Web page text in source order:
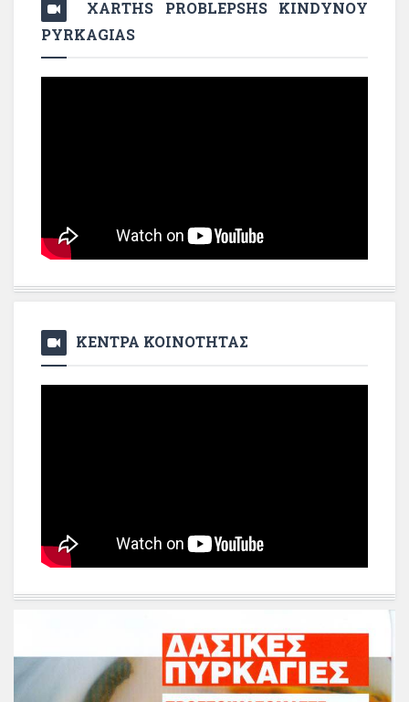
XARTHS PROBLEPSHS KINDYNOY
PYRKAGIAS
ΚΕΝΤΡΑ ΚΟΙΝΟΤΗΤΑΣ